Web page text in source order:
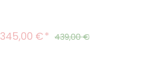
Verkaufspreis:
345,00 € Regulärer Preis:
439,00 €